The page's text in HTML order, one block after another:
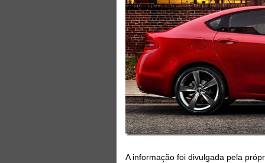
A informação foi divulgada pela